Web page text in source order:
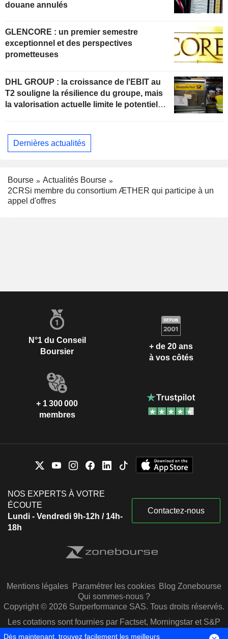
douane annulés
GLENCORE : un premier semestre
exceptionnel et des perspectives
prometteuses
DHL GROUP : la croissance de l'EBIT au
T2 souligne la résilience du groupe, mais
la valorisation actuelle limite le potentiel
Dernières actualités
Bourse
Actualités Bourse
2CRSi membre du consortium ÆTHER qui participe à un
appel d'offres
N°1 du Conseil
Boursier
+ de 20 ans
à vos côtés
+ 1 300 000
membres
NOS EXPERTS À VOTRE
ÉCOUTE
Lundi - Vendredi 9h-12h / 14h-
18h
Contactez-nous
Mentions légales Paramétrer les cookies Blog Zonebourse
Qui sommes-nous ?
Copyright © 2026 Surperformance SAS. Tous droits réservés.
Les cotations sont fournies par Factset, Morningstar et S&P
Capital IQ
Dès maintenant, trouvez facilement les meilleurs